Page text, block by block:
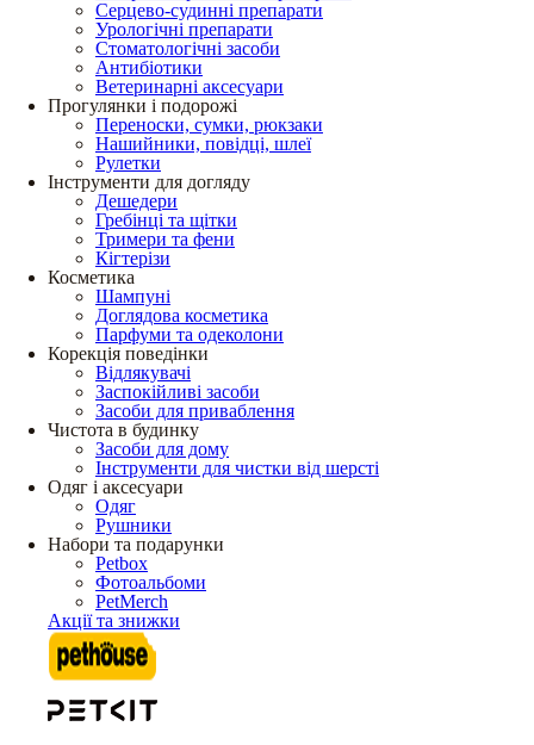
Серцево-судинні препарати
Урологічні препарати
Стоматологічні засоби
Антибіотики
Ветеринарні аксесуари
Прогулянки і подорожі
Переноски, сумки, рюкзаки
Нашийники, повідці, шлеї
Рулетки
Інструменти для догляду
Дешедери
Гребінці та щітки
Тримери та фени
Кігтерізи
Косметика
Шампуні
Доглядова косметика
Парфуми та одеколони
Корекція поведінки
Відлякувачі
Заспокійливі засоби
Засоби для приваблення
Чистота в будинку
Засоби для дому
Інструменти для чистки від шерсті
Одяг і аксесуари
Одяг
Рушники
Набори та подарунки
Petbox
Фотоальбоми
PetMerch
Акції та знижки